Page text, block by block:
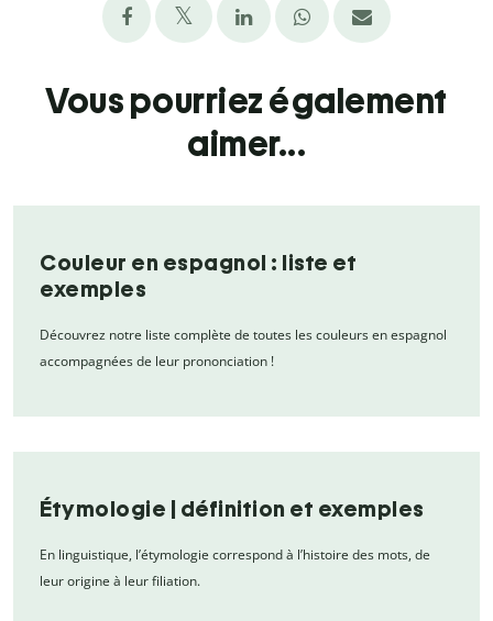
Vous pourriez également
aimer...
Couleur en espagnol : liste et
exemples
Découvrez notre liste complète de toutes les couleurs en espagnol
accompagnées de leur prononciation !
Étymologie | définition et exemples
En linguistique, l’étymologie correspond à l’histoire des mots, de
leur origine à leur filiation.